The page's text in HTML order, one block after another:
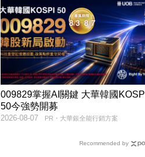
009829掌握AI關鍵 大華韓國KOSPI
50今強勢開募
PR・大華銀全能行銷方案
2026-08-07
Recommended by